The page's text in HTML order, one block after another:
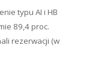
typu AI i HB
89,4 proc.
rezerwacji (w